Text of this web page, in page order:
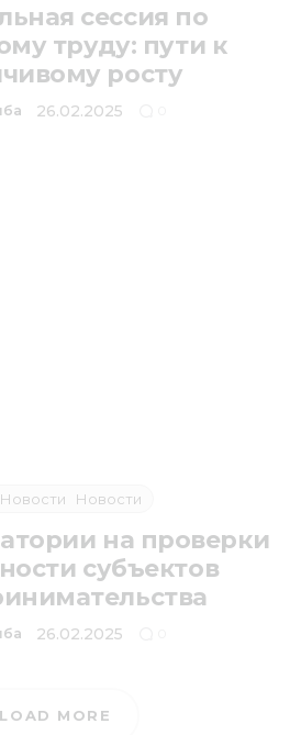
сессия по
труду: пути к
росту
26.02.2025
Новости
на проверки
субъектов
26.02.2025
LOAD MORE